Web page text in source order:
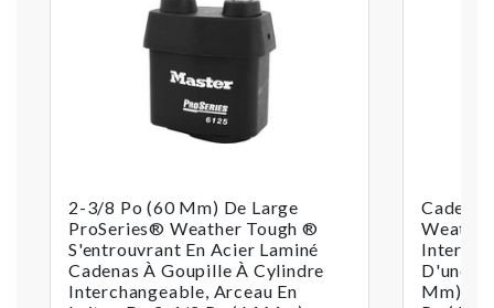
2-3/8 Po (60 Mm) De Large
ProSeries® Weather Tough ®
S'entrouvrant En Acier Laminé
Cadenas À Goupille À Cylindre
Interchangeable, Arceau En
D'une
Mm)